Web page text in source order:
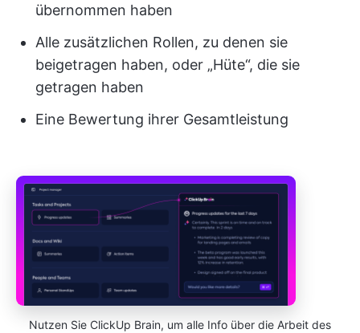
übernommen haben
Alle zusätzlichen Rollen, zu denen sie
beigetragen haben, oder „Hüte“, die sie
getragen haben
Eine Bewertung ihrer Gesamtleistung
Nutzen Sie ClickUp Brain, um alle Info über die Arbeit des